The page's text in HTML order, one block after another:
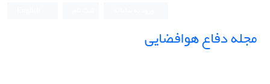
مجله دفاع هوافضایی